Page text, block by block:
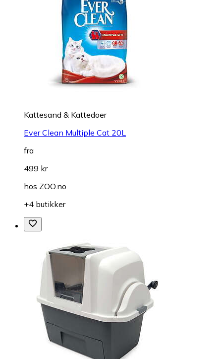
Kattesand & Kattedoer
Ever Clean Multiple Cat 20L
fra
499 kr
hos ZOO.no
+4 butikker